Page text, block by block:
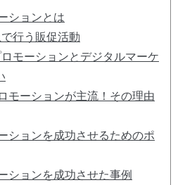
ションとは
行う販促活動
モーションとデジタルマーケ
モーションが主流！その理由
ションを成功させるためのポ
ションを成功させた事例